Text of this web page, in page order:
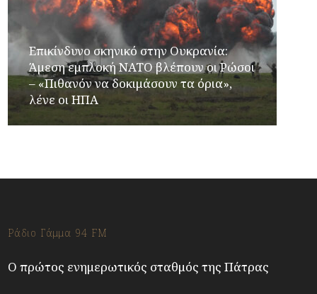
Επικίνδυνο σκηνικό στην Ουκρανία:
Άμεση εμπλοκή ΝΑΤΟ βλέπουν οι Ρώσοι
– «Πιθανόν να δοκιμάσουν τα όρια»,
λένε οι ΗΠΑ
Ράδιο Γάμμα 94 FM
Ο πρώτος ενημερωτικός σταθμός της Πάτρας